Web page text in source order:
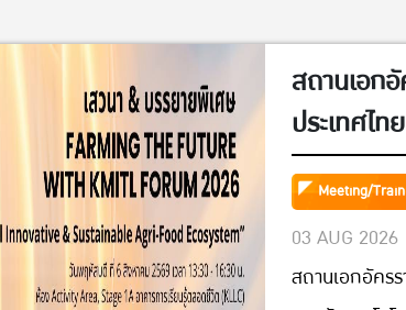
สถานเอก
ประเทศไท
คุณทหารล
ขอเชิญผู้สน
บรรยายพิ
Forum
Meeting/
03 AUG 2026
สถานเอกอัคร